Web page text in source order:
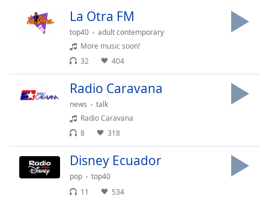
LIVE
Playback
La Otra FM
top40
adult contemporary
More music soon!
32
404
Radio Caravana
news
talk
Radio Caravana
8
318
Disney Ecuador
pop
top40
11
534